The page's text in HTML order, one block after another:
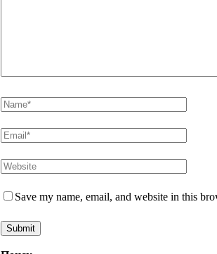
Save my name, email, and website in this